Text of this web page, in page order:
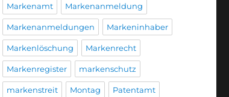
Markenamt Markenanmeldung
Markenanmeldungen Markeninhaber
Markenlöschung Markenrecht
Markenregister markenschutz
markenstreit Montag Patentamt